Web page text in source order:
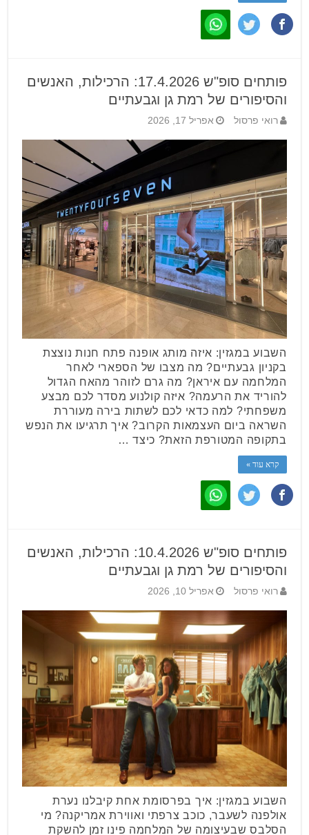
פותחים סופ"ש 17.4.2026: הרכילות, האנשים
והסיפורים של רמת גן וגבעתיים
רואי פרסול אפריל 17, 2026
השבוע במגזין: איזה מותג אופנה פתח חנות נוצצת
בקניון גבעתיים? מה מצבו של הספארי לאחר
המלחמה עם איראן? מה גרם לזוהר מהאח הגדול
להוריד את הרעמה? איזה קולנוע מסדר לכם מבצע
משפחתי? למה כדאי לכם לשתות בירה מעוררת
השראה ביום העצמאות הקרוב? איך תרגיעו את הנפש
בתקופה המטורפת הזאת? כיצד …
קרא עוד »
פותחים סופ"ש 10.4.2026: הרכילות, האנשים
והסיפורים של רמת גן וגבעתיים
רואי פרסול אפריל 10, 2026
השבוע במגזין: איך בפרסומת אחת קיבלנו נערת
אולפנה לשעבר, כוכב צרפתי ואווירת אמריקנה? מי
הסלבס שבעיצומה של המלחמה פינו זמן להשקת